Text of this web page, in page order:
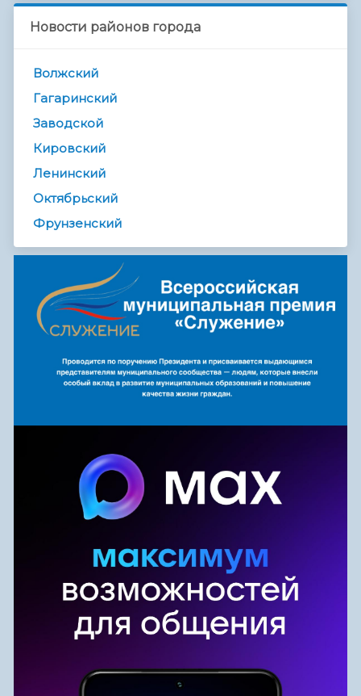
Новости районов города
Волжский
Гагаринский
Заводской
Кировский
Ленинский
Октябрьский
Фрунзенский